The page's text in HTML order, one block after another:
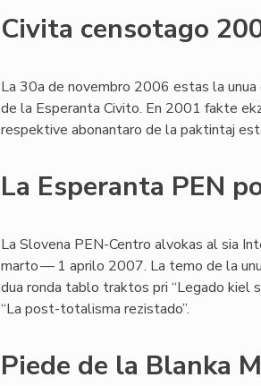
Civita censotago
La 30a de novembro 2006 estas la
de la Esperanta Civito. En 2001 fakte
respektive abonantaro de la paktintaj
La Esperanta PEN
La Slovena PEN-Centro alvokas al sia
marto — 1 aprilo 2007. La temo de la
dua ronda tablo traktos pri “Legado kiel
“La post-totalisma rezistado”.
Piede de la Blanka